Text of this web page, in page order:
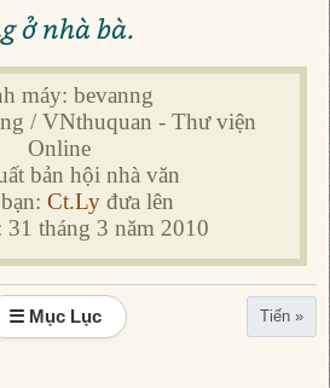
ở nhà bà.
máy: bevanng
/ VNthuquan - Thư viện
Online
bản hội nhà văn
Ct.Ly đưa lên
31 tháng 3 năm 2010
☰ Mục Lục Tiến »